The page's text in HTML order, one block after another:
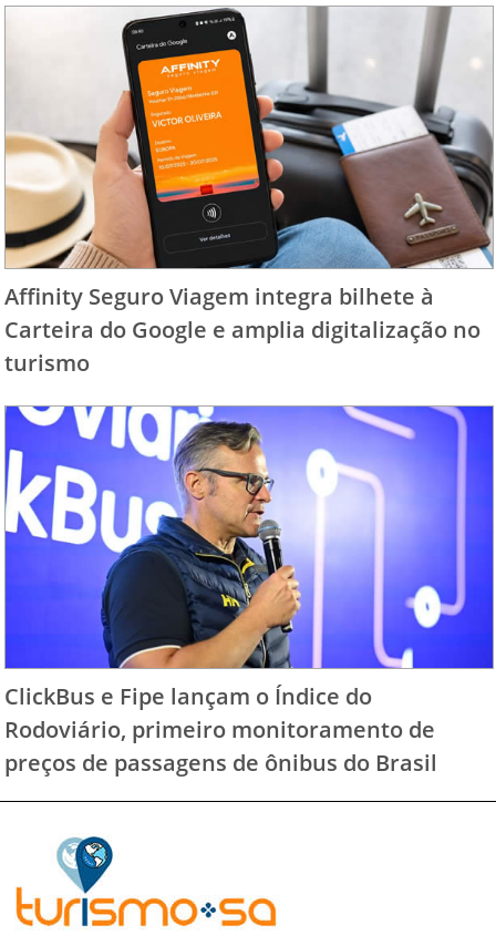
Affinity Seguro Viagem integra bilhete à
Carteira do Google e amplia digitalização no
turismo
ClickBus e Fipe lançam o Índice do
Rodoviário, primeiro monitoramento de
preços de passagens de ônibus do Brasil